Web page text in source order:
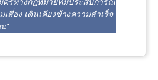
สี่ยง เดินเคียงข้างความสำเร็จ
"